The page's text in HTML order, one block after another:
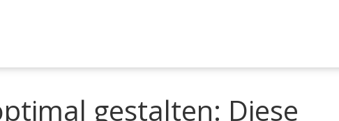
gestalten: Diese